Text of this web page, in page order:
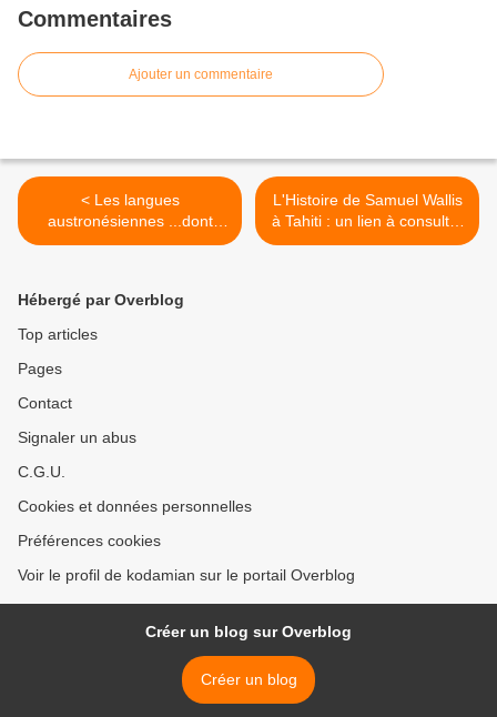
Commentaires
Ajouter un commentaire
< Les langues
austronésiennes ...dont
dérivent le wallisien et le
L'Histoire de Samuel Wallis
à Tahiti : un lien à consulter
>
Hébergé par Overblog
Top articles
Pages
Contact
Signaler un abus
C.G.U.
Cookies et données personnelles
Préférences cookies
Voir le profil de kodamian sur le portail Overblog
Créer un blog sur Overblog
Créer un blog